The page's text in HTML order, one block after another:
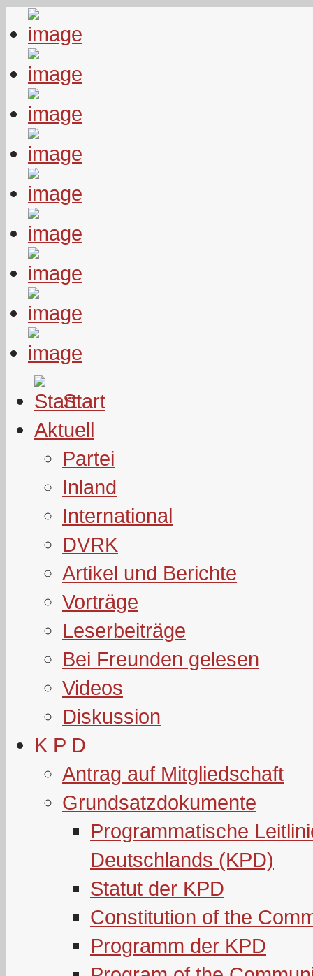
Start
Aktuell
Partei
Inland
International
DVRK
Artikel und Berichte
Vorträge
Leserbeiträge
Bei Freunden gelesen
Videos
Diskussion
K P D
Antrag auf Mitgliedschaft
Grundsatzdokumente
Programmatische
Deutschlands (KPD)
Statut der KPD
Constitution of the
Programm der KPD